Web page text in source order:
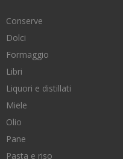
Conserve
Dolci
Formaggio
Libri
Liquori e distillati
Miele
Olio
Pane
Pasta e riso